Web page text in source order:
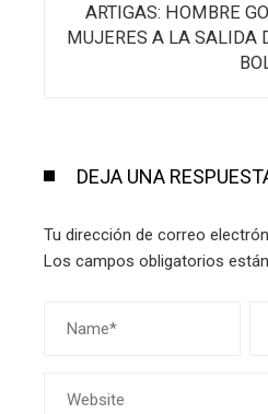
ARTIGAS: HOMBRE
MUJERES A LA SALIDA
DEJA UNA
Tu dirección de correo
Los campos obligatorios